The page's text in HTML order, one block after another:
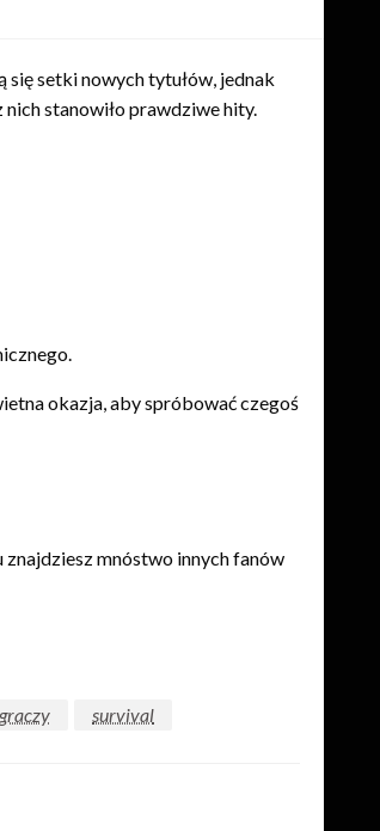
się setki nowych tytułów, jednak
stanowiło prawdziwe hity.
okazja, aby spróbować czegoś
znajdziesz mnóstwo innych fanów
survival